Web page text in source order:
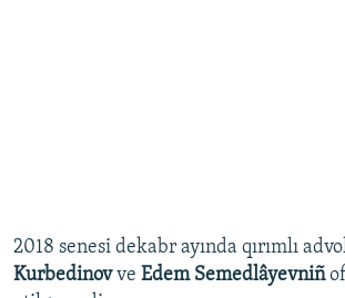
2018 senesi dekabr ayında qırımlı
Kurbedinovve Edem Semedlâyevniñ